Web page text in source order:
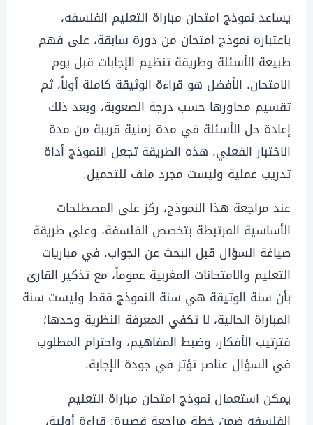
يساعد نموذج امتحان مباراة التعليم الفلسفه،
باعتباره نموذج امتحان من دورة سابقة، على فهم
طبيعة الأسئلة وطريقة تنظيم الإجابات قبل يوم
الامتحان. الأفضل هو قراءة الوثيقة كاملة أولاً، ثم
تقسيم محاورها حسب درجة الصعوبة، وبعد ذلك
إعادة حل الأسئلة في مدة زمنية قريبة من مدة
الاختبار الفعلي. هذه الطريقة تجعل النموذج أداة
تدريب عملية وليست مجرد ملف للتحميل.
عند مراجعة هذا النموذج، ركز على المصطلحات
الأساسية المرتبطة بتخصص الفلسفة، وعلى طريقة
صياغة السؤال قبل البحث عن الجواب. في مباريات
التعليم والامتحانات المغربية عموماً، مع تذكير القارئ
بأن سنة الوثيقة هي سنة النموذج فقط وليست سنة
المباراة الحالية، لا تكفي المعرفة النظرية وحدها؛
فترتيب الأفكار، وضبط المفاهيم، واحترام المطلوب
في السؤال عناصر تؤثر في جودة الإجابة.
يمكن استعمال نموذج امتحان مباراة التعليم